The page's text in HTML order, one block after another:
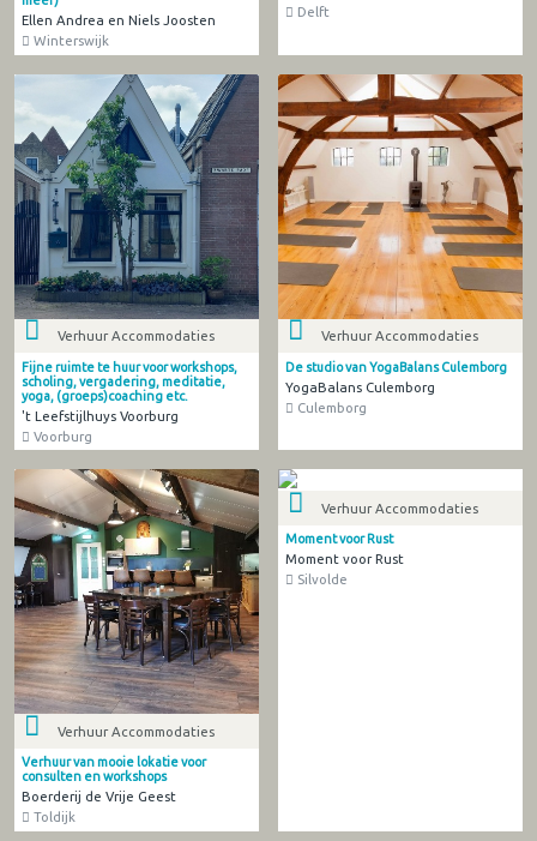
Ellen Andrea en Niels Joosten
Winterswijk
Delft
Verhuur Accommodaties
Fijne ruimte te huur voor workshops,
scholing, vergadering, meditatie,
yoga, (groeps)coaching etc.
't Leefstijlhuys Voorburg
Voorburg
Verhuur Accommodaties
De studio van YogaBalans Culemborg
YogaBalans Culemborg
Culemborg
Verhuur Accommodaties
Verhuur van mooie lokatie voor
consulten en workshops
Boerderij de Vrije Geest
Toldijk
Verhuur Accommodaties
Moment voor Rust
Moment voor Rust
Silvolde